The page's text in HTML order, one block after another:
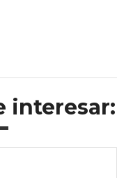
interesar: